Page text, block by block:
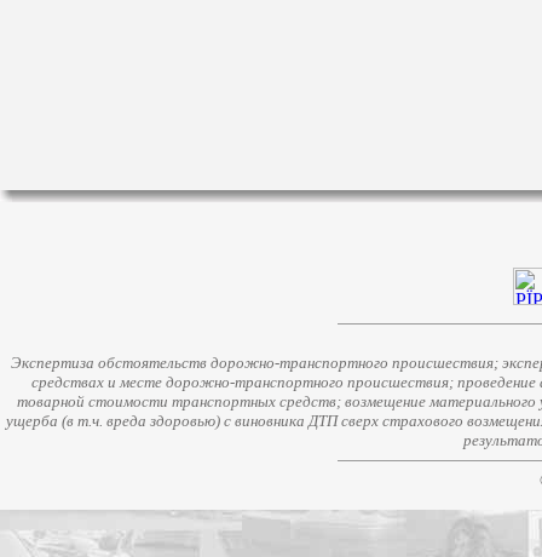
Экспертиза обстоятельств дорожно-транспортного происшествия;
средствах и месте дорожно-транспортного происшествия;
товарной стоимости транспортных средств; возмещение
ущерба (в т.ч. вреда здоровью) с виновника ДТП сверх страхового